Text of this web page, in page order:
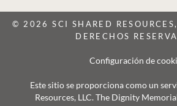
© 2026 SCI SHARED
DERECHOS
Configuración de
Este sitio se proporciona como un
Resources, LLC. The Dignity